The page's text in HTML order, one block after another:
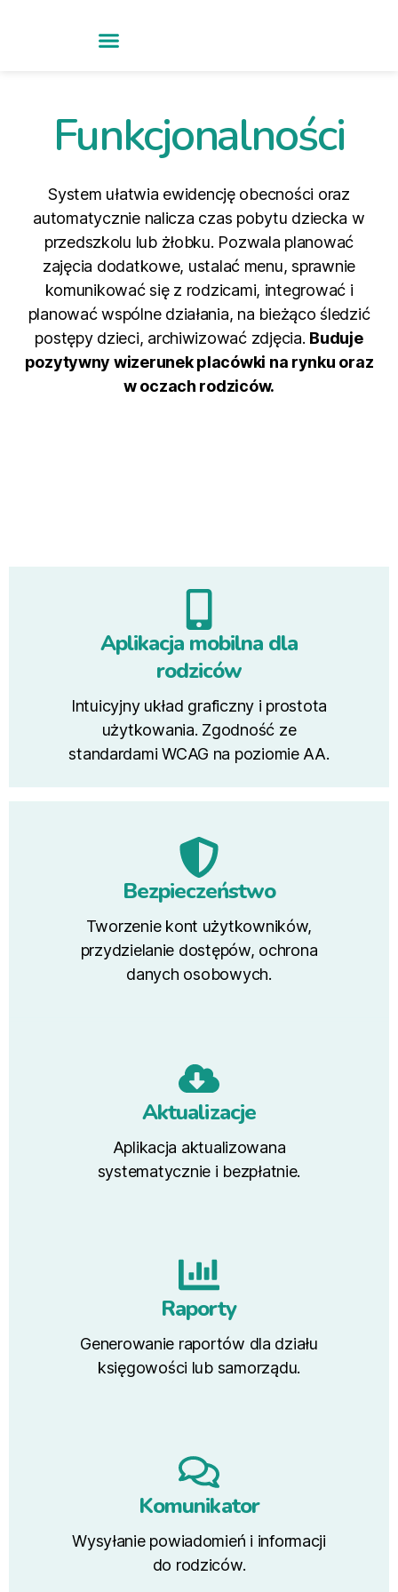
Funkcjonalności
System ułatwia ewidencję obecności oraz
automatycznie nalicza czas pobytu dziecka w
przedszkolu lub żłobku. Pozwala planować
zajęcia dodatkowe, ustalać menu, sprawnie
komunikować się z rodzicami, integrować i
planować wspólne działania, na bieżąco śledzić
postępy dzieci, archiwizować zdjęcia. Buduje
pozytywny wizerunek placówki na rynku oraz
w oczach rodziców.
Aplikacja mobilna dla
rodziców
Intuicyjny układ graficzny i prostota
użytkowania. Zgodność ze
standardami WCAG na poziomie AA.
Bezpieczeństwo
Tworzenie kont użytkowników,
przydzielanie dostępów, ochrona
danych osobowych.
Aktualizacje
Aplikacja aktualizowana
systematycznie i bezpłatnie.
Raporty
Generowanie raportów dla działu
księgowości lub samorządu.
Komunikator
Wysyłanie powiadomień i informacji
do rodziców.